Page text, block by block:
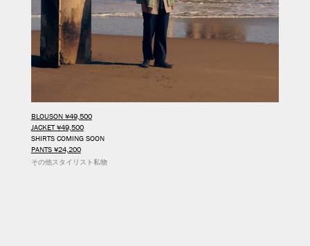
BLOUSON ¥49,500
JACKET ¥49,500
SHIRTS COMING SOON
PANTS ¥24,200
その他スタイリスト私物